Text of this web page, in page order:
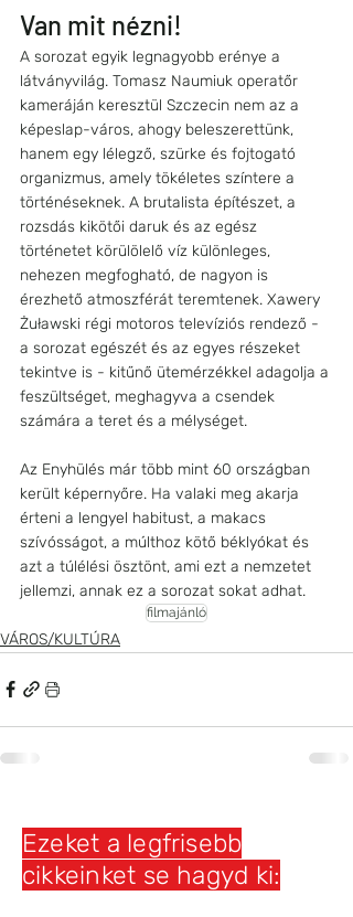
Van mit nézni!
A sorozat egyik legnagyobb erénye a
látványvilág. Tomasz Naumiuk operatőr
kameráján keresztül Szczecin nem az a
képeslap-város, ahogy beleszerettünk,
hanem egy lélegző, szürke és fojtogató
organizmus, amely tökéletes színtere a
történéseknek. A brutalista építészet, a
rozsdás kikötői daruk és az egész
történetet körülölelő víz különleges,
nehezen megfogható, de nagyon is
érezhető atmoszférát teremtenek. Xawery
Żuławski régi motoros televíziós rendező -
a sorozat egészét és az egyes részeket
tekintve is - kitűnő ütemérzékkel adagolja a
feszültséget, meghagyva a csendek
számára a teret és a mélységet.
Az Enyhülés már több mint 60 országban
került képernyőre. Ha valaki meg akarja
érteni a lengyel habitust, a makacs
szívósságot, a múlthoz kötő béklyókat és
azt a túlélési ösztönt, ami ezt a nemzetet
jellemzi, annak ez a sorozat sokat adhat.
filmajánló
VÁROS/KULTÚRA
Ezeket a legfrisebb
cikkeinket se hagyd ki: